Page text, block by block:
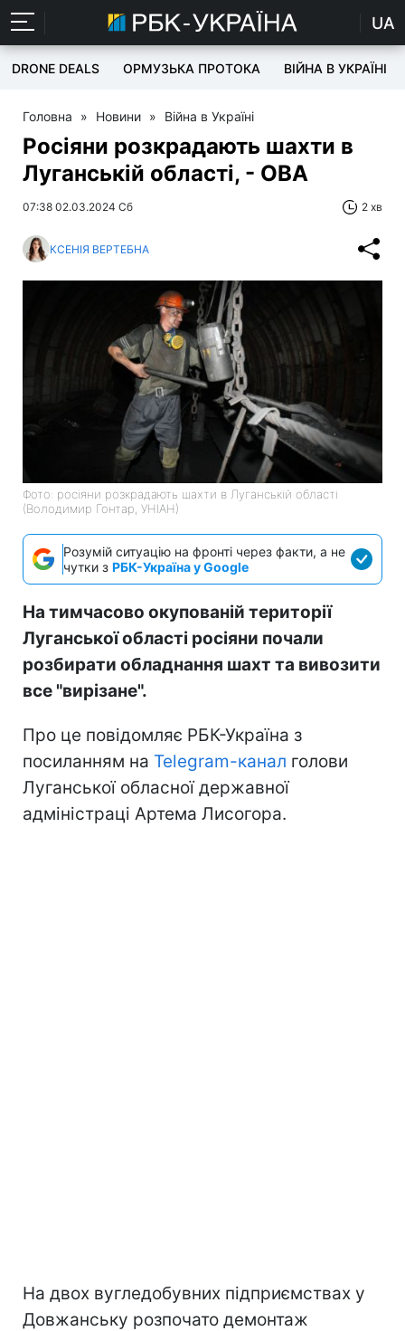
UA
DRONE DEALS ОРМУЗЬКА ПРОТОКА ВІЙНА В УКРАЇНІ
Головна » Новини » Війна в Україні
Росіяни розкрадають шахти в
Луганській області, - ОВА
07:38 02.03.2024 Сб 2 хв
КСЕНІЯ ВЕРТЕБНА
Фото: росіяни розкрадають шахти в Луганській області
(Володимир Гонтар, УНІАН)
Розумій ситуацію на фронті через факти, а не
чутки з РБК-Україна у Google
На тимчасово окупованій території
Луганської області росіяни почали
розбирати обладнання шахт та вивозити
все "вирізане".
Про це повідомляє РБК-Україна з
посиланням на Telegram-канал голови
Луганської обласної державної
адміністраці Артема Лисогора.
На двох вугледобувних підприємствах у
Довжанську розпочато демонтаж